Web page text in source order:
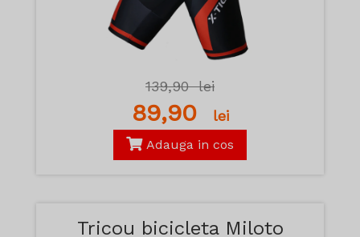
139,90lei
89,90 lei
Adauga in cos
Tricou bicicleta Miloto